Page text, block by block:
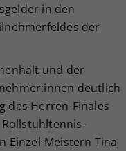
in den
der
und der
deutlich
des Herren-Finales
Einzel-Meistern Tina